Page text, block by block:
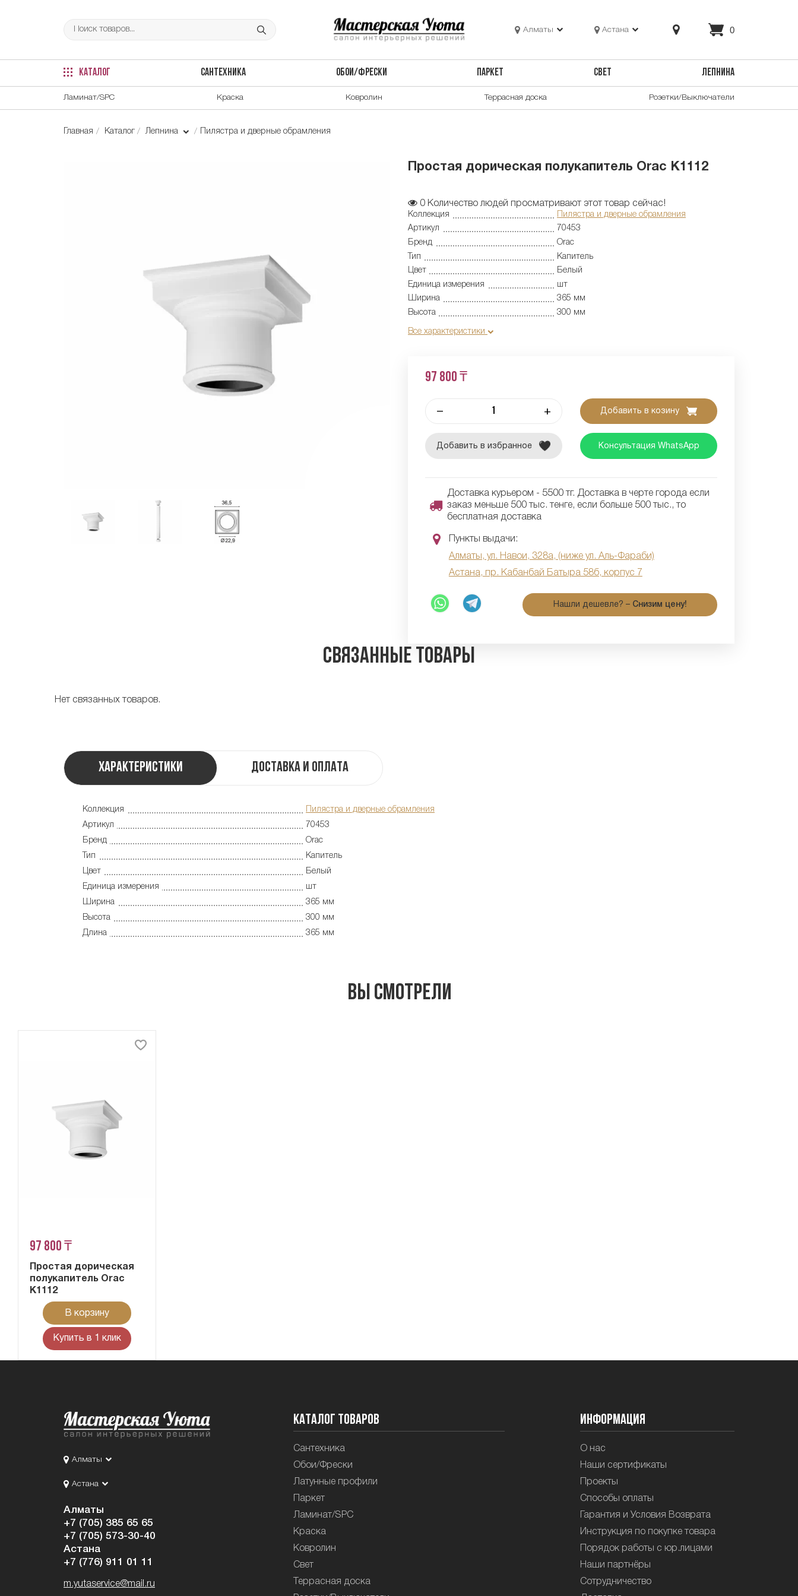
Алматы Астана 0
КАТАЛОГ САНТЕХНИКА ОБОИ/ФРЕСКИ ПАРКЕТ СВЕТ ЛЕПНИНА
Ламинат/SPC Краска Ковролин Террасная доска Розетки/Выключатели
Главная Каталог Лепнина Пилястра и дверные обрамления
Простая дорическая полукапитель Orac K1112
0 Количество людей просматривают этот товар сейчас!
Коллекция
Пилястра и дверные обрамления
Артикул
70453
Бренд
Orac
Тип
Капитель
Цвет
Белый
Единица измерения
шт
Ширина
365 мм
Высота
300 мм
Все характеристики
97 800 ₸
– + Добавить в козину
Добавить в избранное Консультация WhatsApp
Доставка курьером - 5500 тг. Доставка в черте города если
заказ меньше 500 тыс. тенге, если больше 500 тыс., то
бесплатная доставка
Пункты выдачи:
Алматы, ул. Навои, 328а, (ниже ул. Аль-Фараби)
Астана, пр. Кабанбай Батыра 58б, корпус 7
Нашли дешевле? – Снизим цену!
Связанные товары
Нет связанных товаров.
Характеристики Доставка и оплата
Коллекция
Пилястра и дверные обрамления
Артикул
70453
Бренд
Orac
Тип
Капитель
Цвет
Белый
Единица измерения
шт
Ширина
365 мм
Высота
300 мм
Длина
365 мм
Вы смотрели
97 800 ₸
Простая дорическая
полукапитель Orac
K1112
В корзину
Купить в 1 клик
Алматы
Астана
Алматы
+7 (705) 385 65 65
+7 (705) 573-30-40
Астана
+7 (776) 911 01 11
m.yutaservice@mail.ru
Каталог товаров
Сантехника
Обои/Фрески
Латунные профили
Паркет
Ламинат/SPC
Краска
Ковролин
Свет
Террасная доска
Информация
О нас
Наши сертификаты
Проекты
Способы оплаты
Гарантия и Условия Возврата
Инструкция по покупке товара
Порядок работы с юр.лицами
Наши партнёры
Сотрудничество